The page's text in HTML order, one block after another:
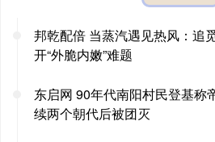
邦乾配倍 当蒸汽遇见热风：追
开“外脆内嫩”难题
东启网 90年代南阳村民登基称
续两个朝代后被团灭